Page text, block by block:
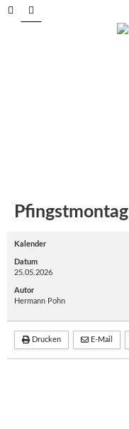
Pfingstmontag
Kalender
Datum
25.05.2026
Autor
Hermann Pohn
Drucken E-Mail